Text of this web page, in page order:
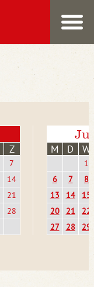
Z
7
14
21
28
M D W
1
6
7
8
13
14
15
20
21
22
27
28 29